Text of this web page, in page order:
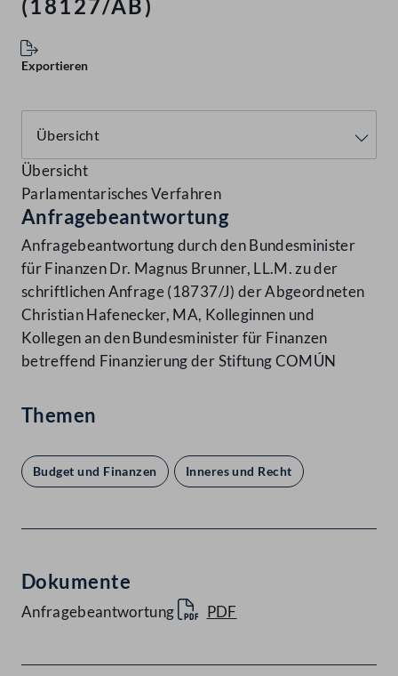
(18127/AB)
Exportieren
Übersicht
Parlamentarisches Verfahren
Anfragebeantwortung
Anfragebeantwortung durch den Bundesminister
für Finanzen Dr. Magnus Brunner, LL.M. zu der
schriftlichen Anfrage (18737/J) der Abgeordneten
Christian Hafenecker, MA, Kolleginnen und
Kollegen an den Bundesminister für Finanzen
betreffend Finanzierung der Stiftung COMÚN
Themen
Budget und Finanzen Inneres und Recht
Dokumente
Anfragebeantwortung PDF